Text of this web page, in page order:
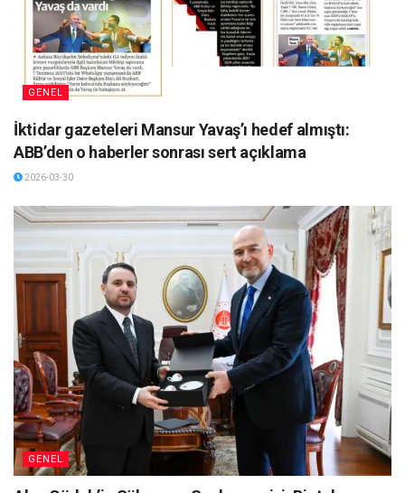
GENEL
İktidar gazeteleri Mansur Yavaş’ı hedef almıştı:
ABB’den o haberler sonrası sert açıklama
2026-03-30
GENEL